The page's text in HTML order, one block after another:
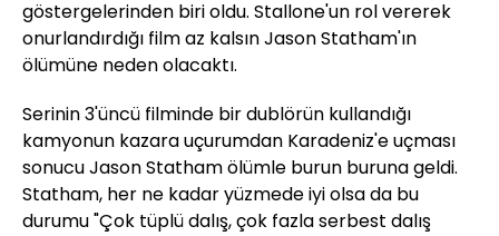
göstergelerinden biri oldu. Stallone'un rol vererek
onurlandırdığı film az kalsın Jason Statham'ın
ölümüne neden olacaktı.
Serinin 3'üncü filminde bir dublörün kullandığı
kamyonun kazara uçurumdan Karadeniz'e uçması
sonucu Jason Statham ölümle burun buruna geldi.
Statham, her ne kadar yüzmede iyi olsa da bu
durumu "Çok tüplü dalış, çok fazla serbest dalış